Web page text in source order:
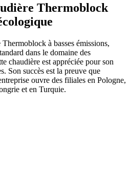
Thermoblock
à basses émissions,
dans le domaine des
chaudière est appréciée pour son
Son succès est la preuve que
ouvre des filiales en Pologne,
et en Turquie.